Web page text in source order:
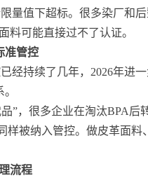
量值下超标。很多染厂和
料可能直接过不了认证。
准管控
经持续了几年，2026年进
”，很多企业在淘汰BPA后
被纳入管控。做皮革面料
流程